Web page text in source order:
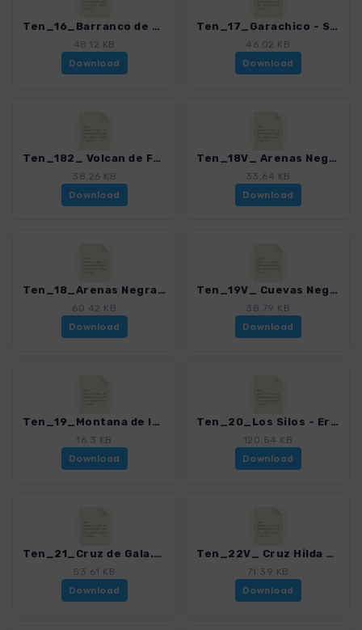
Ten_16_Barranco de Ruiz - San Juan de la Rambla.gpx
48.12 KB
Download
Ten_17_Garachico - San Juan del Reparo.gpx
46.02 KB
Download
Ten_182_ Volcan de Fasnia.gpx
38.26 KB
Download
Ten_18V_ Arenas Negras - Volcan Garachico.gpx
33.64 KB
Download
Ten_18_Arenas Negras - Chinyero.gpx
60.42 KB
Download
Ten_19V_ Cuevas Negras - Montana de la Botija - Montana Samara.gpx
38.79 KB
Download
Ten_19_Montana de la Botija - Montana Samara.gpx
16.3 KB
Download
Ten_20_Los Silos - Erjos.gpx
120.54 KB
Download
Ten_21_Cruz de Gala.gpx
53.61 KB
Download
Ten_22V_ Cruz Hilda - Morro de la Galera.gpx
71.39 KB
Download